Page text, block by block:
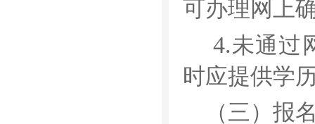
可办理 网上
4.未通过
时应提供学
（三）报